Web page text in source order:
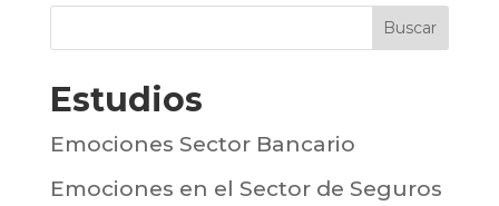
Estudios
Emociones Sector Bancario
Emociones en el Sector de Seguros